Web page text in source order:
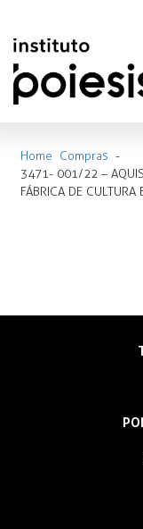
Home Compras -
3471- 001/22 –
FÁBRICA DE CULTURA